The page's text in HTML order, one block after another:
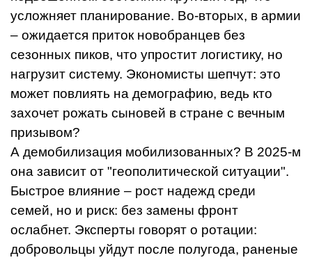
усложняет планирование. Во-вторых, в армии
– ожидается приток новобранцев без
сезонных пиков, что упростит логистику, но
нагрузит систему. Экономисты шепчут: это
может повлиять на демографию, ведь кто
захочет рожать сыновей в стране с вечным
призывом?
А демобилизация мобилизованных? В 2025-м
она зависит от "геополитической ситуации".
Быстрое влияние – рост надежд среди
семей, но и риск: без замены фронт
ослабнет. Эксперты говорят о ротации:
добровольцы уйдут после полугода, раненые